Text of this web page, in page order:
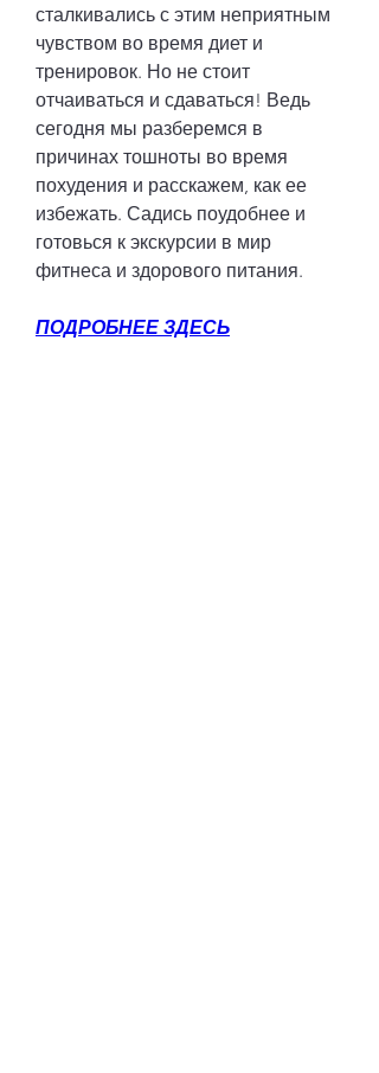
сталкивались с этим неприятным
чувством во время диет и
тренировок. Но не стоит
отчаиваться и сдаваться! Ведь
сегодня мы разберемся в
причинах тошноты во время
похудения и расскажем, как ее
избежать. Садись поудобнее и
готовься к экскурсии в мир
фитнеса и здорового питания.
ПОДРОБНЕЕ ЗДЕСЬ